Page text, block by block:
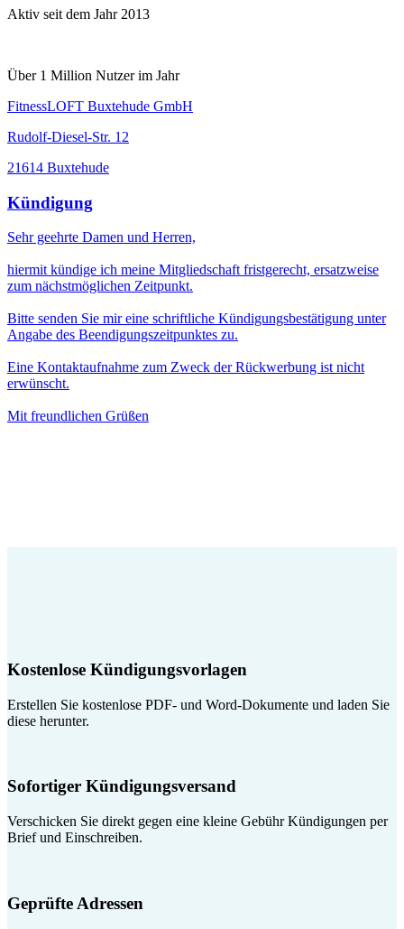
Aktiv seit dem Jahr 2013
Über 1 Million Nutzer im Jahr
FitnessLOFT Buxtehude GmbH
Rudolf-Diesel-Str. 12
21614 Buxtehude
Kündigung
Sehr geehrte Damen und Herren,
hiermit kündige ich meine Mitgliedschaft fristgerecht, ersatzweise
zum nächstmöglichen Zeitpunkt.
Bitte senden Sie mir eine schriftliche Kündigungsbestätigung unter
Angabe des Beendigungszeitpunktes zu.
Eine Kontaktaufnahme zum Zweck der Rückwerbung ist nicht
erwünscht.
Mit freundlichen Grüßen
Kostenlose Kündigungsvorlagen
Erstellen Sie kostenlose PDF- und Word-Dokumente und laden Sie
diese herunter.
Sofortiger Kündigungsversand
Verschicken Sie direkt gegen eine kleine Gebühr Kündigungen per
Brief und Einschreiben.
Geprüfte Adressen